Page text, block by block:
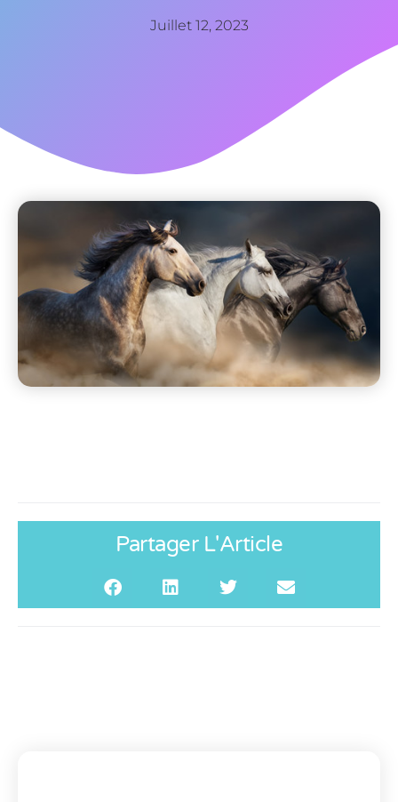
Juillet 12, 2023
Partager L'Article